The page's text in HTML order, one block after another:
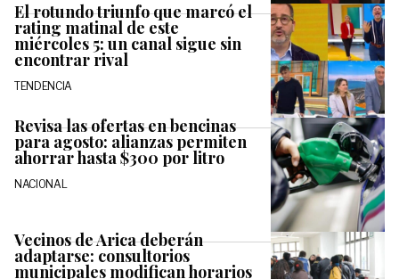
El rotundo triunfo que marcó el
rating matinal de este
miércoles 5: un canal sigue sin
encontrar rival
TENDENCIA
Revisa las ofertas en bencinas
para agosto: alianzas permiten
ahorrar hasta $300 por litro
NACIONAL
Vecinos de Arica deberán
adaptarse: consultorios
municipales modifican horarios